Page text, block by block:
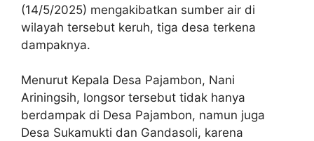
(14/5/2025) mengakibatkan sumber air di
wilayah tersebut keruh, tiga desa terkena
dampaknya.
Menurut Kepala Desa Pajambon, Nani
Ariningsih, longsor tersebut tidak hanya
berdampak di Desa Pajambon, namun juga
Desa Sukamukti dan Gandasoli, karena